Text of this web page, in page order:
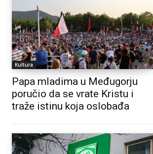
Kultura
Papa mladima u Međugorju
poručio da se vrate Kristu i
traže istinu koja oslobađa